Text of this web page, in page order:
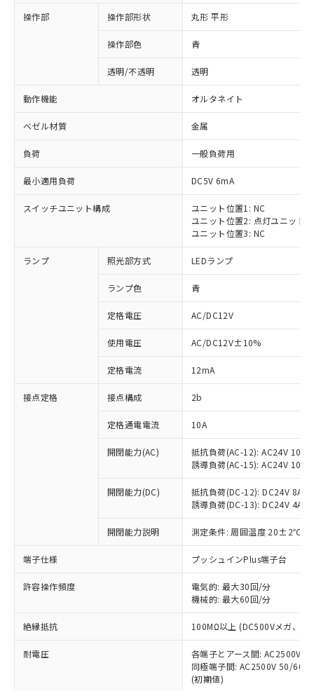
操作部 操作部形状 丸形 平形
操作部色 青
透明/不透明 透明
動作機能 オルタネイト
ベゼル材質 金属
負荷 一般負荷用
最小適用負荷 DC5V 6mA
スイッチユニット構成
ユニット位置1: NC
ユニット位置2: 点灯ユニット
ユニット位置3: NC
ランプ 照光部方式 LEDランプ
ランプ色 青
定格電圧 AC/DC12V
使用電圧 AC/DC12V±10%
定格電流 12mA
接点定格 接点構成 2b
定格通電電流 10A
開閉能力(AC)
抵抗負荷(AC-12): AC24V 10A/
誘導負荷(AC-15): AC24V
開閉能力(DC)
抵抗負荷(DC-12): DC24V 8A/
誘導負荷(DC-13): DC24V 4A/
開閉能力説明 測定条件: 周囲温度 20±2℃、
端子仕様 プッシュインPlus端子台
許容操作頻度
電気的: 最大30回/分
機械的: 最大60回/分
絶縁抵抗 100MΩ以上 (DC500Vメガ、点
耐電圧
各端子とアース間: AC2500V
同極端子間: AC2500V 50/
(初期値)
ご利用条件
以下の条件をお読みいただき、同意のうえ
ご利用ください。
本サービスは、当社制御機器事業取扱
商品の当社在庫状況および標準価格
(税抜)を提供させていただくもので
当社制御機器事業取扱商品の中には、
本サービスの対象外となる商品もある
ことをご了承ください。
在庫状況および標準価格照会結果は、
記載している更新日時点での社内デー
タに基づき作成されるものであり、閲
覧された時点での実際の在庫および標
準価格とは異なる場合があることをご
※1 対応状況
対応済み：EU RoHS指令（10物質）の
非含有に対応した製品が提供可能な商品で
す。
対応予定：EU RoHS指令（10物質）の非含
有に対応した製品に切り替える予定のある
対応予定なし：EU RoHS指令（10物質）の
非含有に非対応の商品で、対応品を出す予
定はありません。
調査・確認中：EU RoHS指令（10物質）の
非含有の対応状況を調査中または確認中の
非該当品：ライセンス料など無形物で、有
害物質有無と関係のない商品です。
仕入先様の事情により、非含有部品として
いたものが、含有品と判明した場合などや
むを得ず変更することがあります。
六価クロム(Cr(Ⅵ)) 1000ppm以下、ポリ臭化ビフェニル
類(PBB) 1000ppm以下、ポリ臭化ジフェニルエーテル類
「○」：最大均質材料含有率が中国RoHSの
基準値以下であることを示します。
「×」：最大均質材料含有率が中国RoHSの
基準値を超えていることを示します。
「－」：未確認です。当社販売部門へお問
*中国RoHS10物質の基準値 (GB/T26572)：
Pb(鉛) :1000ppm、 Hg(水銀) : 1000ppm、 Cd(カドミウ
Cr(Ⅵ)(六価クロム) : 1000ppm、 PBBs(ポリ臭化ビフェ
当社は、これら貴社製品のうち、外国
為替および外国貿易法に定める商品
（以下｢規制貨物等」という）を輸出
または国外への提供する場合は、日本
国政府の輸出許可(または役務取引許
可)を取得するなどの必要な手続きを